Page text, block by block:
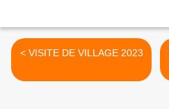
< VISITE DE VILLAGE 2023